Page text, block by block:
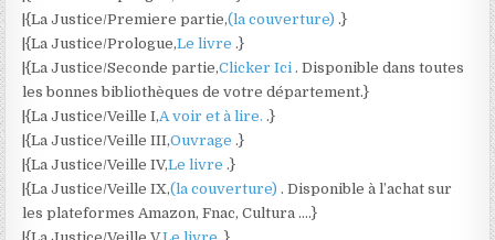
|{La Justice/Premiere partie,(la couverture).}
|{La Justice/Prologue,Le livre.}
|{La Justice/Seconde partie,Clicker Ici. Disponible dans toutes
les bonnes bibliothèques de votre département.}
|{La Justice/Veille I,A voir et à lire..}
|{La Justice/Veille III,Ouvrage.}
|{La Justice/Veille IV,Le livre.}
|{La Justice/Veille IX,(la couverture). Disponible à l’achat sur
les plateformes Amazon, Fnac, Cultura ….}